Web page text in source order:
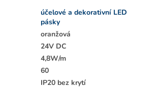
účelové a dekorativní LED
pásky
oranžová
24V DC
4,8W/m
60
IP20 bez krytí